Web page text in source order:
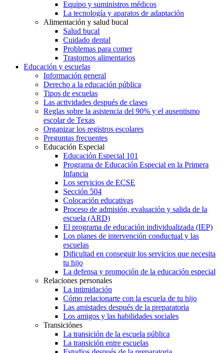
Equipo y suministros médicos
La tecnología y aparatos de adaptación
Alimentación y salud bucal
Salud bucal
Cuidado dental
Problemas para comer
Trastornos alimentarios
Educación y escuelas
Información general
Derecho a la educación pública
Tipos de escuelas
Las actividades después de clases
Reglas sobre la asistencia del 90% y el ausentismo
escolar de Texas
Organizar los registros escolares
Preguntas frecuentes
Educación Especial
Educación Especial 101
Programa de Educación Especial en la Primera
Infancia
Los servicios de ECSE
Sección 504
Colocación educativas
Proceso de admisión, evaluación y salida de la
escuela (ARD)
El programa de educación individualizada (IEP)
Los planes de intervención conductual y las
escuelas
Dificultad en conseguir los servicios que necesita
tu hijo
La defensa y promoción de la educación especial
Relaciones personales
La intimidación
Cómo relacionarte con la escuela de tu hijo
Las amistades después de la preparatoria
Los amigos y las habilidades sociales
Transiciónes
La transición de la escuela pública
La transición entre escuelas